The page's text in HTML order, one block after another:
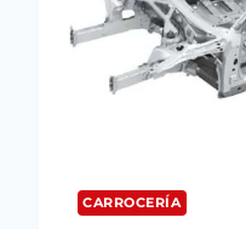
CARROCERÍA